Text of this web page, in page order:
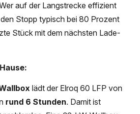
auf der Langstrecke effizient
Stopp typisch bei 80 Prozent
Stück mit dem nächsten Lade-
lädt der Elroq 60 LFP von
rund 6 Stunden. Damit ist